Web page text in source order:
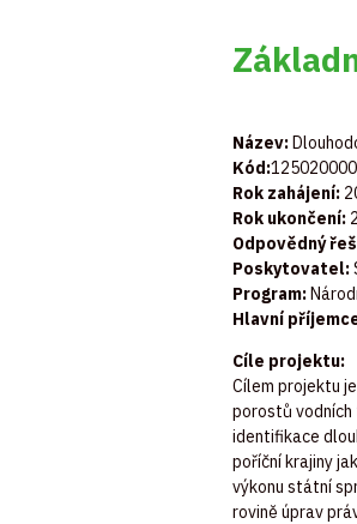
Název:
Kód:
Rok zahájení:
Rok ukončení:
Odpovědný
Poskytovatel:
Program:
Hlavní
Cíle projektu:
Cílem projektu
porostů vodních
identifikace
poříčníkrajiny
výkonu státní
rovině úprav